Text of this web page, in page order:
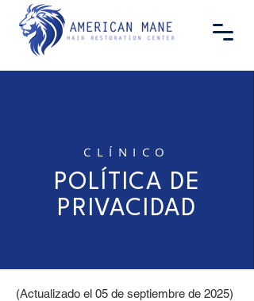
CLÍNICO
POLÍTICA DE
PRIVACIDAD
(Actualizado el 05 de septiembre de 2025)